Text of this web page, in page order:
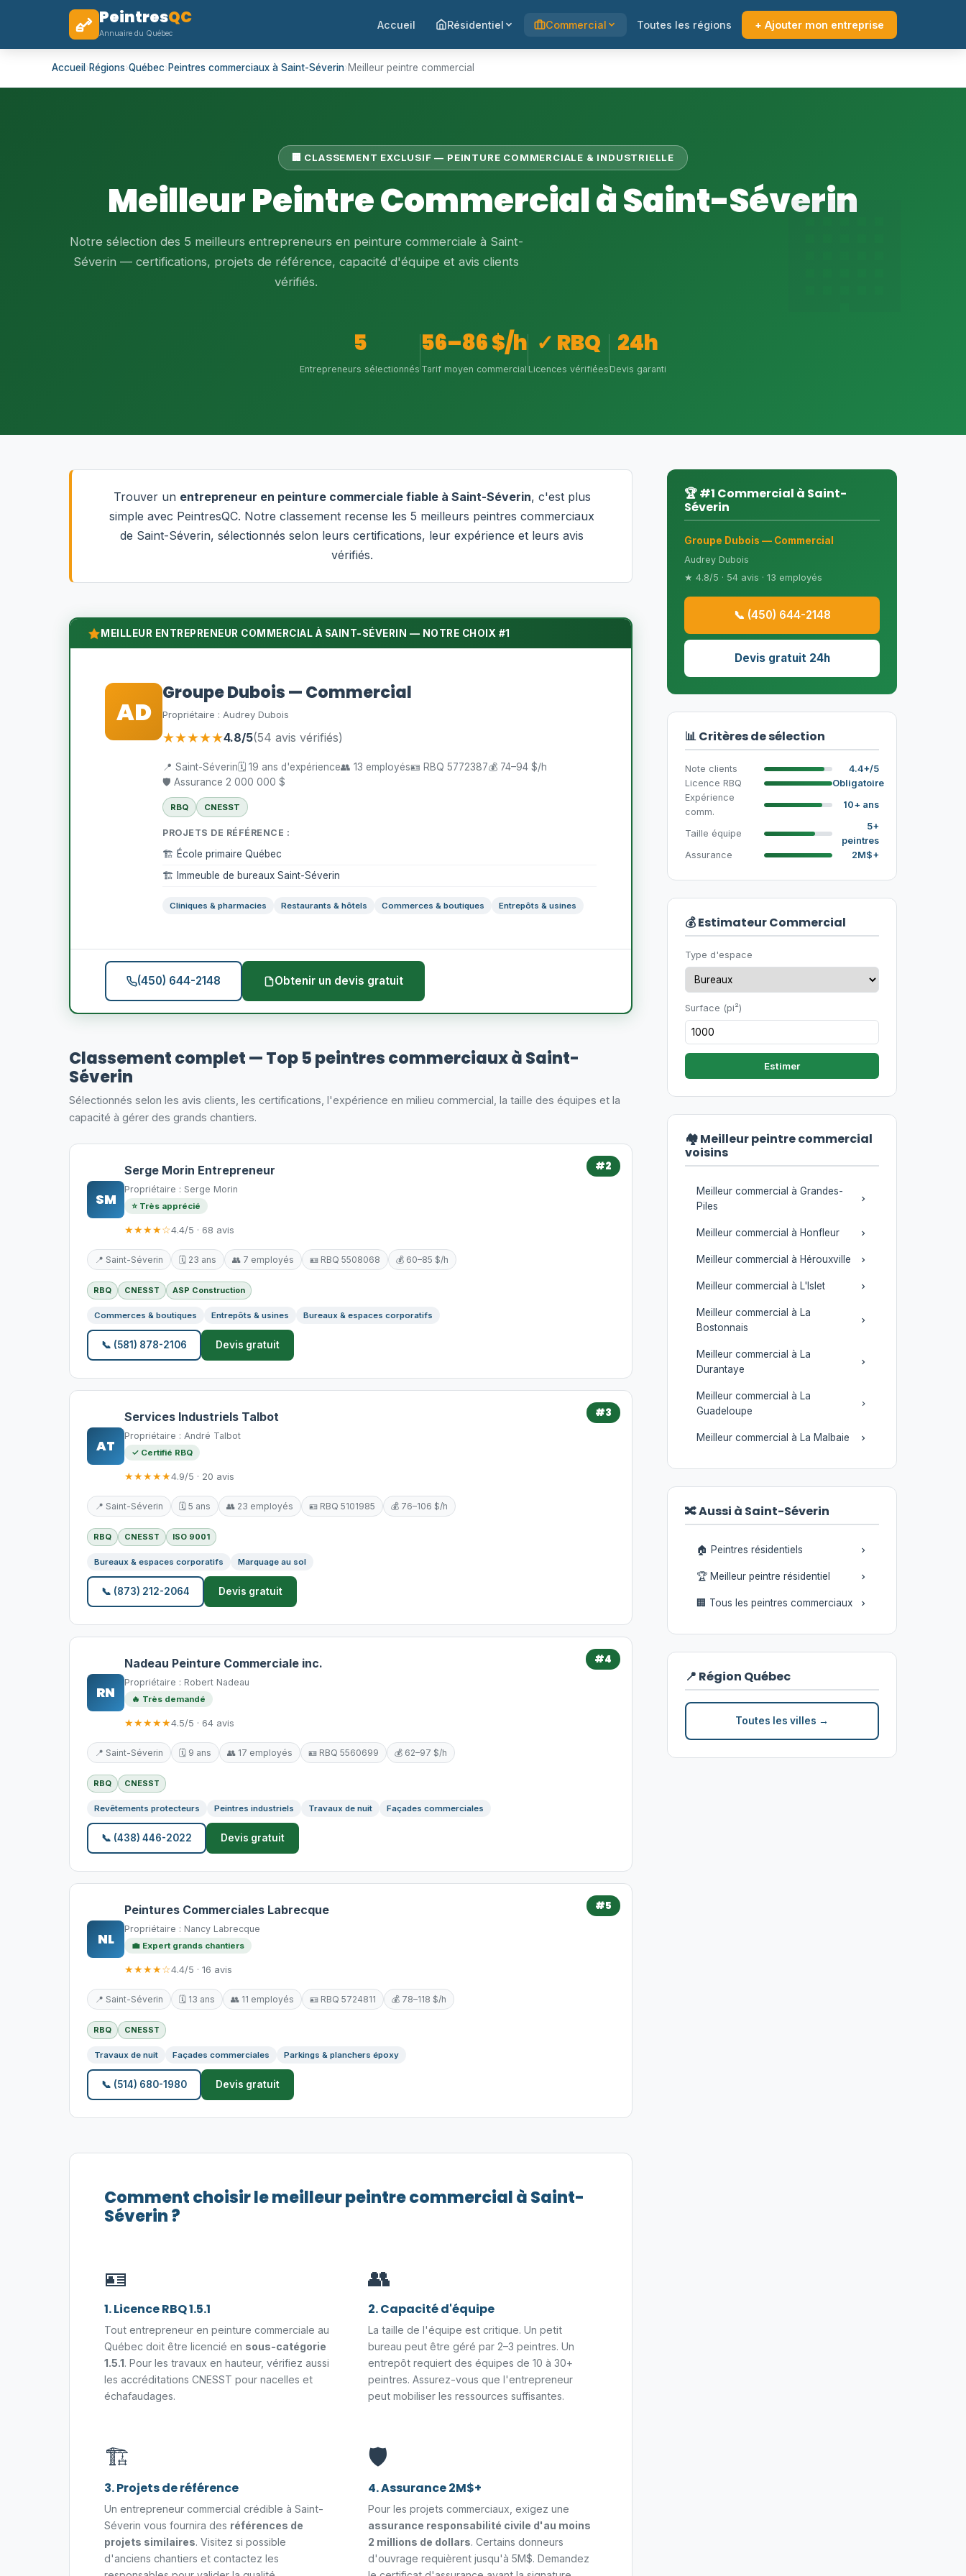
PeintresQC
Annuaire du Québec
Accueil Résidentiel Commercial Toutes les régions + Ajouter mon entreprise
Accueil ›Régions›Québec›Peintres commerciaux à Saint-Séverin›Meilleur peintre commercial
🏢 CLASSEMENT EXCLUSIF — PEINTURE COMMERCIALE & INDUSTRIELLE
Meilleur Peintre Commercial à Saint-Séverin
Notre sélection des 5 meilleurs entrepreneurs en peinture commerciale à Saint-
Séverin — certifications, projets de référence, capacité d'équipe et avis clients
vérifiés.
5
Entrepreneurs sélectionnés
56–86 $/h
Tarif moyen commercial
✓ RBQ
Licences vérifiées
24h
Devis garanti
Trouver un entrepreneur en peinture commerciale fiable à Saint-Séverin, c'est plus
simple avec PeintresQC. Notre classement recense les 5 meilleurs peintres commerciaux
de Saint-Séverin, sélectionnés selon leurs certifications, leur expérience et leurs avis
vérifiés.
MEILLEUR ENTREPRENEUR COMMERCIAL À SAINT-SÉVERIN — NOTRE CHOIX #1
AD
Groupe Dubois — Commercial
Propriétaire : Audrey Dubois
★★★★★4.8/5(54 avis vérifiés)
📍 Saint-Séverin🗓️ 19 ans d'expérience👥 13 employés🪪 RBQ 5772387💰 74–94 $/h
🛡️ Assurance 2 000 000 $
RBQ CNESST
PROJETS DE RÉFÉRENCE :
🏗️ École primaire Québec
🏗️ Immeuble de bureaux Saint-Séverin
Cliniques & pharmacies Restaurants & hôtels Commerces & boutiques Entrepôts & usines
(450) 644-2148 Obtenir un devis gratuit
Classement complet — Top 5 peintres commerciaux à Saint-
Séverin
Sélectionnés selon les avis clients, les certifications, l'expérience en milieu commercial, la taille des équipes et la
capacité à gérer des grands chantiers.
#2
SM
Serge Morin Entrepreneur
Propriétaire : Serge Morin
⭐ Très apprécié
★★★★☆4.4/5 · 68 avis
📍 Saint-Séverin 🗓️ 23 ans 👥 7 employés 🪪 RBQ 5508068 💰 60–85 $/h
RBQ CNESST ASP Construction
Commerces & boutiques Entrepôts & usines Bureaux & espaces corporatifs
📞 (581) 878-2106 Devis gratuit
#3
AT
Services Industriels Talbot
Propriétaire : André Talbot
✓ Certifié RBQ
★★★★★4.9/5 · 20 avis
📍 Saint-Séverin 🗓️ 5 ans 👥 23 employés 🪪 RBQ 5101985 💰 76–106 $/h
RBQ CNESST ISO 9001
Bureaux & espaces corporatifs Marquage au sol
📞 (873) 212-2064 Devis gratuit
#4
RN
Nadeau Peinture Commerciale inc.
Propriétaire : Robert Nadeau
🔥 Très demandé
★★★★★4.5/5 · 64 avis
📍 Saint-Séverin 🗓️ 9 ans 👥 17 employés 🪪 RBQ 5560699 💰 62–97 $/h
RBQ CNESST
Revêtements protecteurs Peintres industriels Travaux de nuit Façades commerciales
📞 (438) 446-2022 Devis gratuit
#5
NL
Peintures Commerciales Labrecque
Propriétaire : Nancy Labrecque
💼 Expert grands chantiers
★★★★☆4.4/5 · 16 avis
📍 Saint-Séverin 🗓️ 13 ans 👥 11 employés 🪪 RBQ 5724811 💰 78–118 $/h
RBQ CNESST
Travaux de nuit Façades commerciales Parkings & planchers époxy
📞 (514) 680-1980 Devis gratuit
Comment choisir le meilleur peintre commercial à Saint-
Séverin ?
🪪
1. Licence RBQ 1.5.1
Tout entrepreneur en peinture commerciale au
Québec doit être licencié en sous-catégorie
1.5.1. Pour les travaux en hauteur, vérifiez aussi
les accréditations CNESST pour nacelles et
échafaudages.
👥
2. Capacité d'équipe
La taille de l'équipe est critique. Un petit
bureau peut être géré par 2–3 peintres. Un
entrepôt requiert des équipes de 10 à 30+
peintres. Assurez-vous que l'entrepreneur
peut mobiliser les ressources suffisantes.
🏗️
3. Projets de référence
Un entrepreneur commercial crédible à Saint-
Séverin vous fournira des références de
projets similaires. Visitez si possible
d'anciens chantiers et contactez les
🛡️
4. Assurance 2M$+
Pour les projets commerciaux, exigez une
assurance responsabilité civile d'au moins
2 millions de dollars. Certains donneurs
d'ouvrage requièrent jusqu'à 5M$. Demandez
🏆 #1 Commercial à Saint-
Séverin
Groupe Dubois — Commercial
Audrey Dubois
★ 4.8/5 · 54 avis · 13 employés
📞 (450) 644-2148
Devis gratuit 24h
📊 Critères de sélection
Note clients
4.4+/5
Licence RBQ
Obligatoire
Expérience
comm.
10+ ans
Taille équipe
5+
peintres
Assurance
2M$+
💰 Estimateur Commercial
Type d'espace
Surface (pi²)
Estimer
🏘️ Meilleur peintre commercial
voisins
Meilleur commercial à Grandes-
Piles
Meilleur commercial à Honfleur
Meilleur commercial à Hérouxville
Meilleur commercial à L'Islet
Meilleur commercial à La
Bostonnais
Meilleur commercial à La
Durantaye
Meilleur commercial à La
Guadeloupe
Meilleur commercial à La Malbaie
🔀 Aussi à Saint-Séverin
🏠 Peintres résidentiels
🏆 Meilleur peintre résidentiel
🏢 Tous les peintres commerciaux
📍 Région Québec
Toutes les villes →